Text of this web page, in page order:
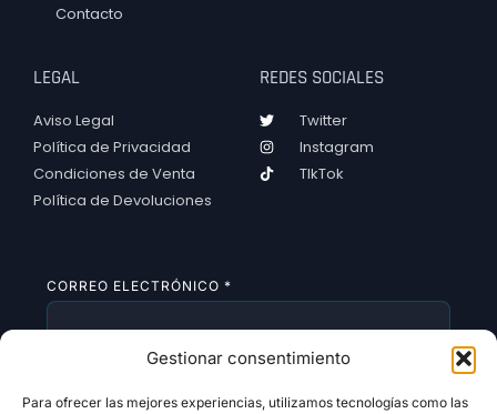
Gestionar consentimiento
Para ofrecer las mejores experiencias, utilizamos tecnologías como las
Contacto
LEGAL
Aviso Legal
Política de Privacidad
Condiciones de Venta
Política de Devoluciones
REDES SOCIALES
Twitter
Instagram
TIkTok
CORREO ELECTRÓNICO *